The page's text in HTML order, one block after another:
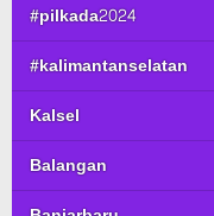
#pilkada2024
#kalimantanselatan
Kalsel
Balangan